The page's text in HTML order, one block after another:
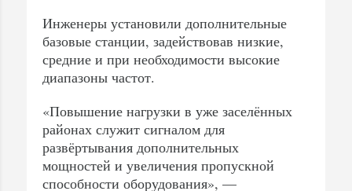
Инженеры установили дополнительные
базовые станции, задействовав низкие,
средние и при необходимости высокие
диапазоны частот.
«Повышение нагрузки в уже заселённых
районах служит сигналом для
развёртывания дополнительных
мощностей и увеличения пропускной
способности оборудования», —